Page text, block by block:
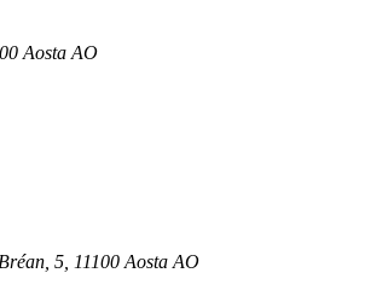
Aosta AO
5, 11100 Aosta AO